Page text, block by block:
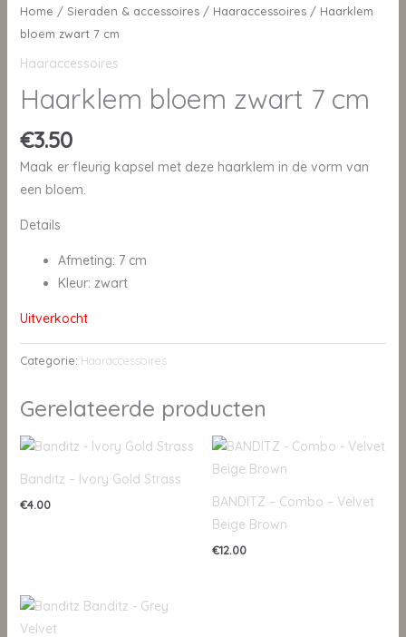
Home / Sieraden & accessoires/ Haaraccessoires/ Haarklem
bloem zwart 7 cm
Haaraccessoires
Haarklem bloem zwart 7 cm
€3.50
Maak er fleurig kapsel met deze haarklem in de vorm van
een bloem.
Details
Afmeting: 7 cm
Kleur: zwart
Uitverkocht
Categorie: Haaraccessoires
Gerelateerde producten
Banditz – Ivory Gold Strass
€4.00
BANDITZ – Combo – Velvet
Beige Brown
€12.00